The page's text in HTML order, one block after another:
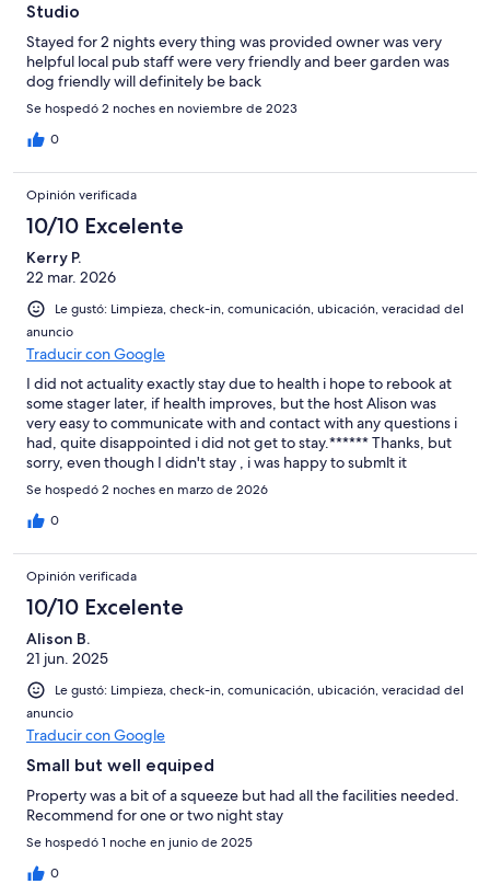
Studio
Stayed for 2 nights every thing was provided owner was very
helpful local pub staff were very friendly and beer garden was
dog friendly will definitely be back
Se hospedó 2 noches en noviembre de 2023
0
Opinión verificada
10/10 Excelente
Kerry P.
22 mar. 2026
Le gustó: Limpieza, check-in, comunicación, ubicación, veracidad del
anuncio
Traducir con Google
I did not actuality exactly stay due to health i hope to rebook at
some stager later, if health improves, but the host Alison was
very easy to communicate with and contact with any questions i
had, quite disappointed i did not get to stay.****** Thanks, but
sorry, even though I didn't stay , i was happy to submlt it
because on Wednesday the 18th i was diagnosed terminal and
currently in Wyong hospital with a cracked pelviis and Allison
aws very helpful. Anyone can see how clean the room is by the
their support dogs.
Se hospedó 2 noches en marzo de 2026
0
Opinión verificada
10/10 Excelente
Alison B.
21 jun. 2025
Le gustó: Limpieza, check-in, comunicación, ubicación, veracidad del
anuncio
Traducir con Google
Small but well equiped
Property was a bit of a squeeze but had all the facilities needed.
Recommend for one or two night stay
Se hospedó 1 noche en junio de 2025
0